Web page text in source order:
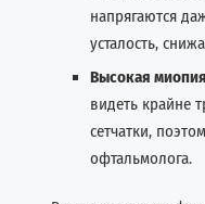
напрягаются
усталость,
Высокая
видеть крайне
сетчатки,
офтальмолога.